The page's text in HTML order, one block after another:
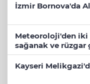
İzmir Bornova'da
Meteoroloji'den iki
sağanak ve rüzgar
Kayseri